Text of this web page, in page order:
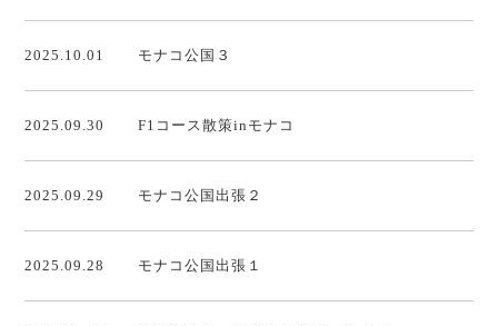
2025.10.01 モナコ公国３
2025.09.30 F1コース散策inモナコ
2025.09.29 モナコ公国出張２
2025.09.28 モナコ公国出張１